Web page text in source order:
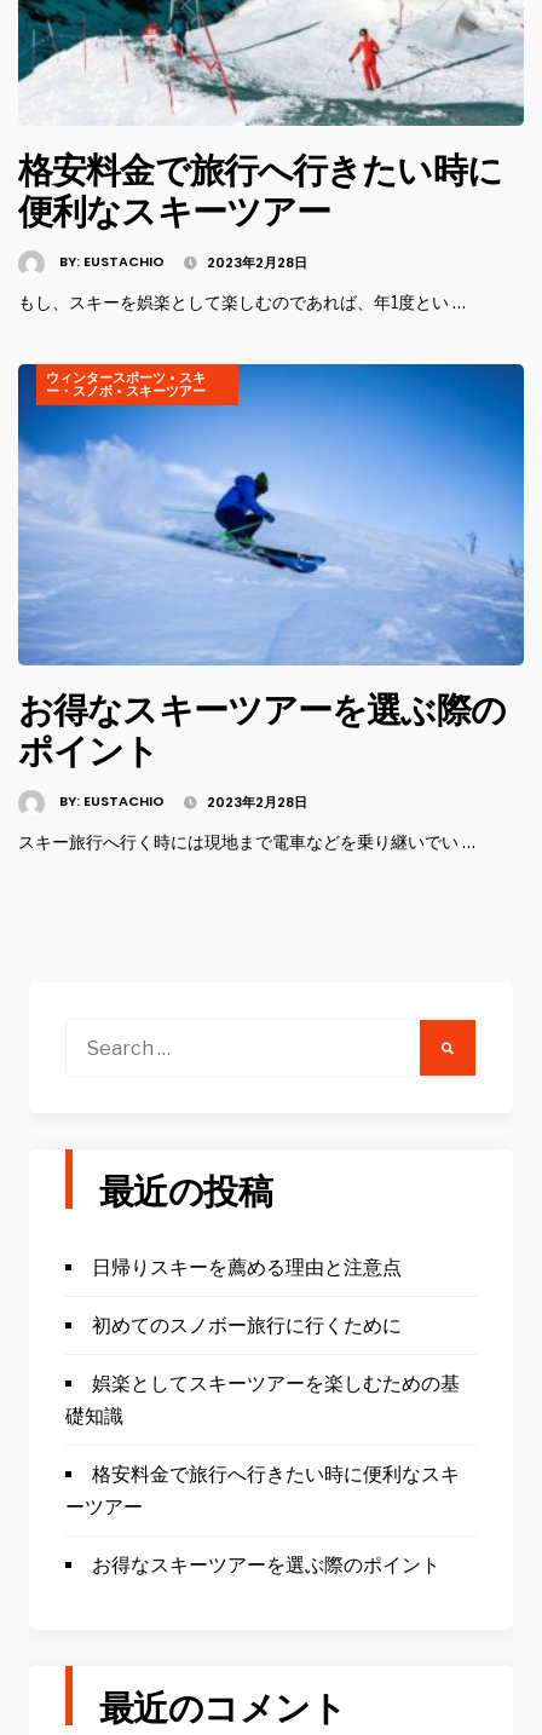
格安料金で旅行へ行きたい時に
便利なスキーツアー
BY: EUSTACHIO 2023年2月28日
もし、スキーを娯楽として楽しむのであれば、年1度とい …
ウィンタースポーツ • スキ
ー・スノボ•スキーツアー
お得なスキーツアーを選ぶ際の
ポイント
BY: EUSTACHIO 2023年2月28日
スキー旅行へ行く時には現地まで電車などを乗り継いでい …
Search
最近の投稿
日帰りスキーを薦める理由と注意点
初めてのスノボー旅行に行くために
娯楽としてスキーツアーを楽しむための基
礎知識
格安料金で旅行へ行きたい時に便利なスキ
ーツアー
お得なスキーツアーを選ぶ際のポイント
最近のコメント